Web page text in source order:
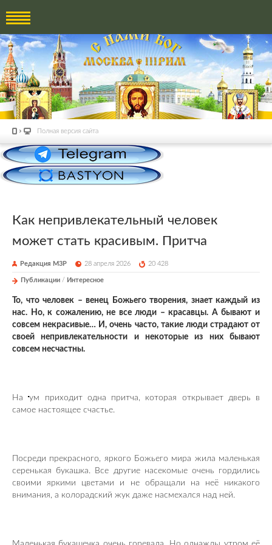
Полная версия сайта
Как непривлекательный человек
может стать красивым. Притча
Редакция М3Р 28 апреля 2026 20 428
Публикации / Интересное
То, что человек – венец Божьего творения, знает каждый из
нас. Но, к сожалению, не все люди – красавцы. А бывают и
совсем некрасивые… И, очень часто, такие люди страдают от
своей непривлекательности и некоторые из них бывают
совсем несчастны.
Наум приходит одна притча, которая открывает дверь в
самое настоящее счастье.
Посреди прекрасного, яркого Божьего мира жила маленькая
серенькая букашка. Все другие насекомые очень гордились
своими яркими цветами и не обращали на неё никакого
внимания, а колорадский жук даже насмехался над ней.